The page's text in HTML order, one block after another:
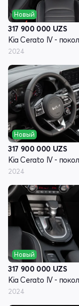
Новый
317 900 000 UZS
2024
Новый
317 900 000 UZS
2024
Новый
317 900 000 UZS
2024